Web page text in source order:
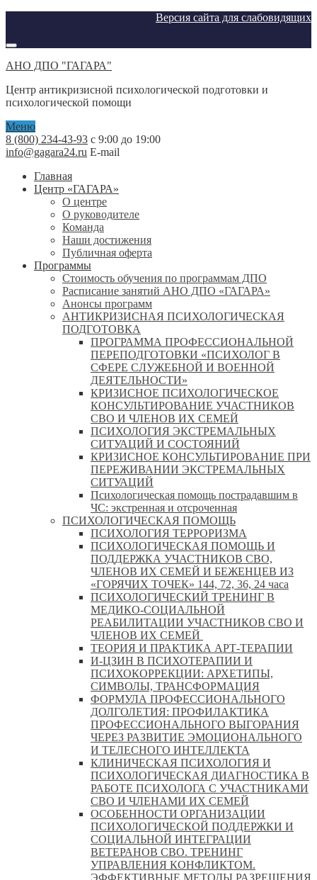
Версия сайта для слабовидящих
АНО ДПО "ГАГАРА"
Центр антикризисной психологической подготовки и
психологической помощи
Меню
8 (800) 234-43-93 с 9:00 до 19:00
info@gagara24.ru E-mail
Главная
Центр «ГАГАРА»
О центре
О руководителе
Команда
Наши достижения
Публичная оферта
Программы
Стоимость обучения по программам ДПО
Расписание занятий АНО ДПО «ГАГАРА»
Анонсы программ
АНТИКРИЗИСНАЯ ПСИХОЛОГИЧЕСКАЯ
ПОДГОТОВКА
ПРОГРАММА ПРОФЕССИОНАЛЬНОЙ
ПЕРЕПОДГОТОВКИ «ПСИХОЛОГ В
СФЕРЕ СЛУЖЕБНОЙ И ВОЕННОЙ
ДЕЯТЕЛЬНОСТИ»
КРИЗИСНОЕ ПСИХОЛОГИЧЕСКОЕ
КОНСУЛЬТИРОВАНИЕ УЧАСТНИКОВ
СВО И ЧЛЕНОВ ИХ СЕМЕЙ
ПСИХОЛОГИЯ ЭКСТРЕМАЛЬНЫХ
СИТУАЦИЙ И СОСТОЯНИЙ
КРИЗИСНОЕ КОНСУЛЬТИРОВАНИЕ ПРИ
ПЕРЕЖИВАНИИ ЭКСТРЕМАЛЬНЫХ
СИТУАЦИЙ
Психологическая помощь пострадавшим в
ЧС: экстренная и отсроченная
ПСИХОЛОГИЧЕСКАЯ ПОМОЩЬ
ПСИХОЛОГИЯ ТЕРРОРИЗМА
ПСИХОЛОГИЧЕСКАЯ ПОМОЩЬ И
ПОДДЕРЖКА УЧАСТНИКОВ СВО,
ЧЛЕНОВ ИХ СЕМЕЙ И БЕЖЕНЦЕВ ИЗ
«ГОРЯЧИХ ТОЧЕК» 144, 72, 36, 24 часа
ПСИХОЛОГИЧЕСКИЙ ТРЕНИНГ В
МЕДИКО-СОЦИАЛЬНОЙ
РЕАБИЛИТАЦИИ УЧАСТНИКОВ СВО И
ЧЛЕНОВ ИХ СЕМЕЙ
ТЕОРИЯ И ПРАКТИКА АРТ-ТЕРАПИИ
И-ЦЗИН В ПСИХОТЕРАПИИ И
ПСИХОКОРРЕКЦИИ: АРХЕТИПЫ,
СИМВОЛЫ, ТРАНСФОРМАЦИЯ
ФОРМУЛА ПРОФЕССИОНАЛЬНОГО
ДОЛГОЛЕТИЯ: ПРОФИЛАКТИКА
ПРОФЕССИОНАЛЬНОГО ВЫГОРАНИЯ
ЧЕРЕЗ РАЗВИТИЕ ЭМОЦИОНАЛЬНОГО
И ТЕЛЕСНОГО ИНТЕЛЛЕКТА
КЛИНИЧЕСКАЯ ПСИХОЛОГИЯ И
ПСИХОЛОГИЧЕСКАЯ ДИАГНОСТИКА В
РАБОТЕ ПСИХОЛОГА С УЧАСТНИКАМИ
СВО И ЧЛЕНАМИ ИХ СЕМЕЙ
ОСОБЕННОСТИ ОРГАНИЗАЦИИ
ПСИХОЛОГИЧЕСКОЙ ПОДДЕРЖКИ И
СОЦИАЛЬНОЙ ИНТЕГРАЦИИ
ВЕТЕРАНОВ СВО. ТРЕНИНГ
УПРАВЛЕНИЯ КОНФЛИКТОМ.
ЭФФЕКТИВНЫЕ МЕТОДЫ РАЗРЕШЕНИЯ